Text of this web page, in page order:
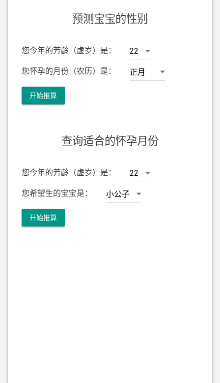
预测宝宝的性别
您今年的芳龄（虚岁）是：
您怀孕的月份（农历）是：
开始推算
查询适合的怀孕月份
您今年的芳龄（虚岁）是：
您希望生的宝宝是：
开始推算